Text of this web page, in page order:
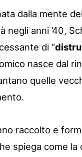
dalla mente
negli anni ’40,
di “
nasce dal
quelle
raccolto e
spiega come